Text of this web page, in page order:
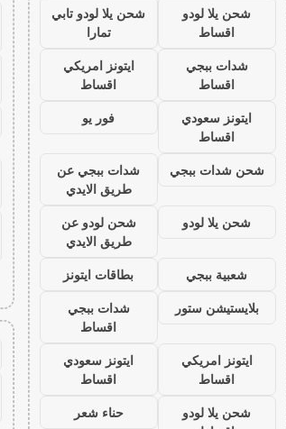
شحن يلا لودو
اقساط
شحن يلا لودو تابي
تمارا
شدات ببجي
اقساط
ايتونز امريكي
اقساط
ايتونز سعودي
اقساط
فور يو
شحن شدات ببجي
شدات ببجي عن
طريق الايدي
شحن يلا لودو
شحن لودو عن
طريق الايدي
شعبية ببجي
بطاقات ايتونز
بلايستيشن ستور
شدات ببجي
اقساط
ايتونز امريكي
اقساط
ايتونز سعودي
اقساط
شحن يلا لودو
حناء شعر